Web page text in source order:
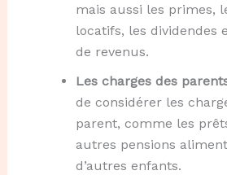
mais aussi les primes,
locatifs, les dividendes
de revenus.
Les charges des
de considérer les
parent, comme les
autres pensions
d’autres enfants.